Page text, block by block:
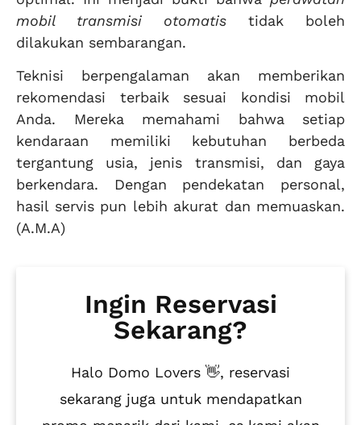
mobil transmisi otomatis tidak boleh
dilakukan sembarangan.
Teknisi berpengalaman akan memberikan
rekomendasi terbaik sesuai kondisi mobil
Anda. Mereka memahami bahwa setiap
kendaraan memiliki kebutuhan berbeda
tergantung usia, jenis transmisi, dan gaya
berkendara. Dengan pendekatan personal,
hasil servis pun lebih akurat dan memuaskan.
(A.M.A)
Ingin Reservasi
Sekarang?
Halo Domo Lovers 👋, reservasi
sekarang juga untuk mendapatkan